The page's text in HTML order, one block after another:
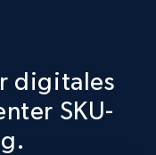
anfangen
digitales
SKU-